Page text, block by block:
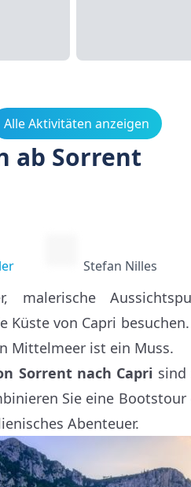
Alle Aktivitäten anzeigen
ab Sorrent
Stefan Nilles
malerische
Küste von Capri
Mittelmeer ist ein Muss.
Sorrent nach Capri sind
Sie eine
Abenteuer.